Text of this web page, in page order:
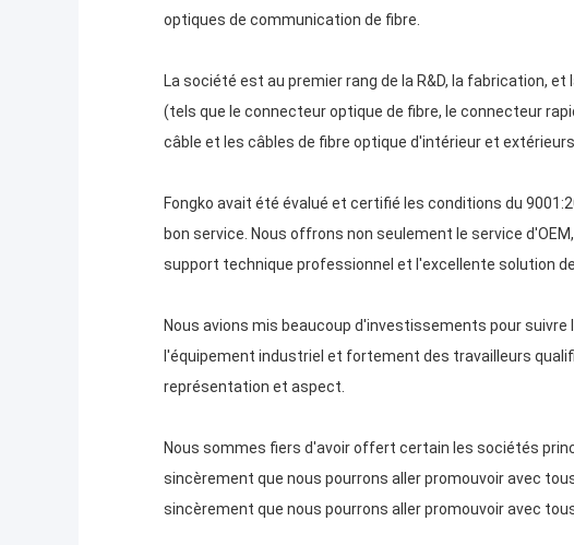
optiques de communication de fibre.
La société est au premier rang de la R&D, la fabrication,
(tels que le connecteur optique de fibre, le connecteur
câble et les câbles de fibre optique d'intérieur et
Fongko avait été évalué et certifié les conditions du
bon service. Nous offrons non seulement le service
support technique professionnel et l'excellente solution
Nous avions mis beaucoup d'investissements pour
l'équipement industriel et fortement des travailleurs
représentation et aspect.
Nous sommes fiers d'avoir offert certain les sociétés
sincèrement que nous pourrons aller promouvoir avec
sincèrement que nous pourrons aller promouvoir avec